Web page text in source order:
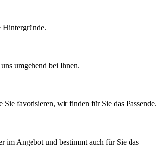
Hintergründe.
umgehend bei Ihnen.
favorisieren, wir finden für Sie das Passende.
im Angebot und bestimmt auch für Sie das